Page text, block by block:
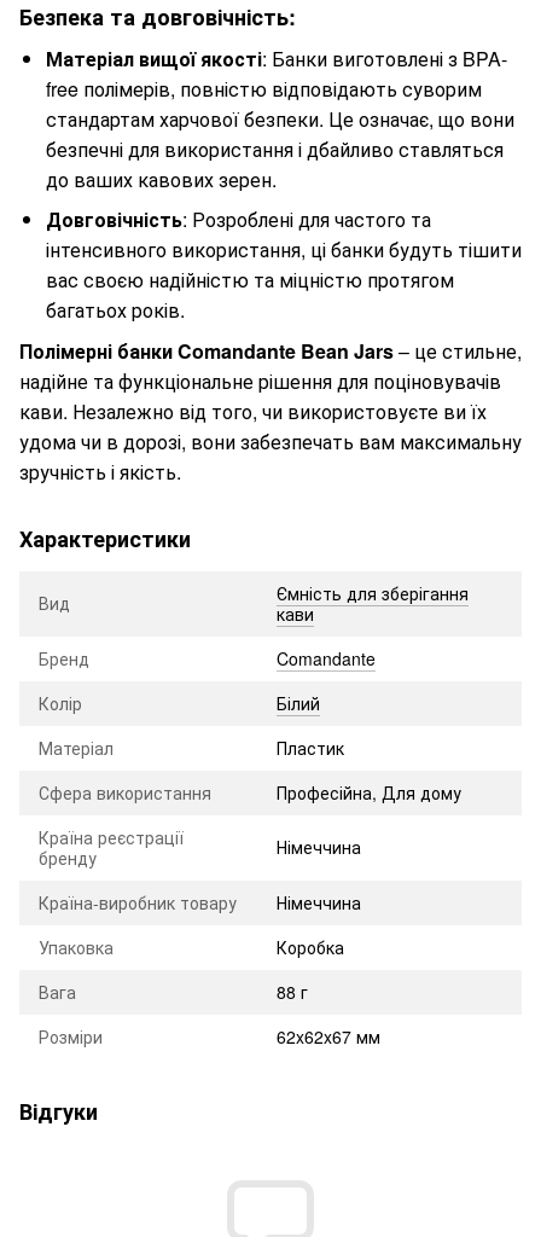
Безпека та довговічність:
Матеріал вищої якості: Банки виготовлені з BPA-
free полімерів, повністю відповідають суворим
стандартам харчової безпеки. Це означає, що вони
безпечні для використання і дбайливо ставляться
до ваших кавових зерен.
Довговічність: Розроблені для частого та
інтенсивного використання, ці банки будуть тішити
вас своєю надійністю та міцністю протягом
багатьох років.
Полімерні банки Comandante Bean Jars– це стильне,
надійне та функціональне рішення для поціновувачів
кави. Незалежно від того, чи використовуєте ви їх
удома чи в дорозі, вони забезпечать вам максимальну
зручність і якість.
Характеристики
Вид
Ємність для зберігання
кави
Бренд
Comandante
Колір
Білий
Матеріал
Пластик
Сфера використання
Професійна, Для дому
Країна реєстрації
бренду
Німеччина
Країна-виробник товару
Німеччина
Упаковка
Коробка
Вага
88 г
Розміри
62x62x67 мм
Відгуки